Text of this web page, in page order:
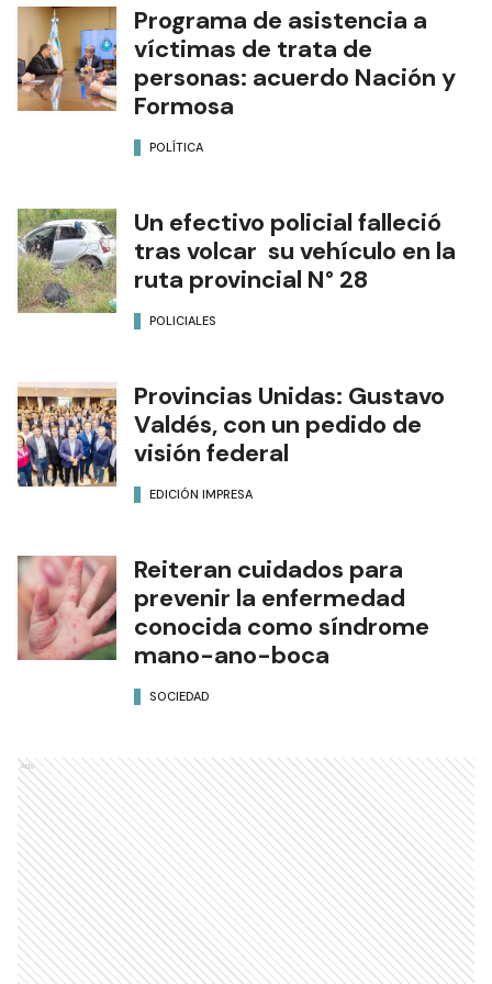
Programa de asistencia a
víctimas de trata de
personas: acuerdo Nación y
Formosa
POLÍTICA
Un efectivo policial falleció
tras volcar su vehículo en la
ruta provincial N° 28
POLICIALES
Provincias Unidas: Gustavo
Valdés, con un pedido de
visión federal
EDICIÓN IMPRESA
Reiteran cuidados para
prevenir la enfermedad
conocida como síndrome
mano-ano-boca
SOCIEDAD
Ads